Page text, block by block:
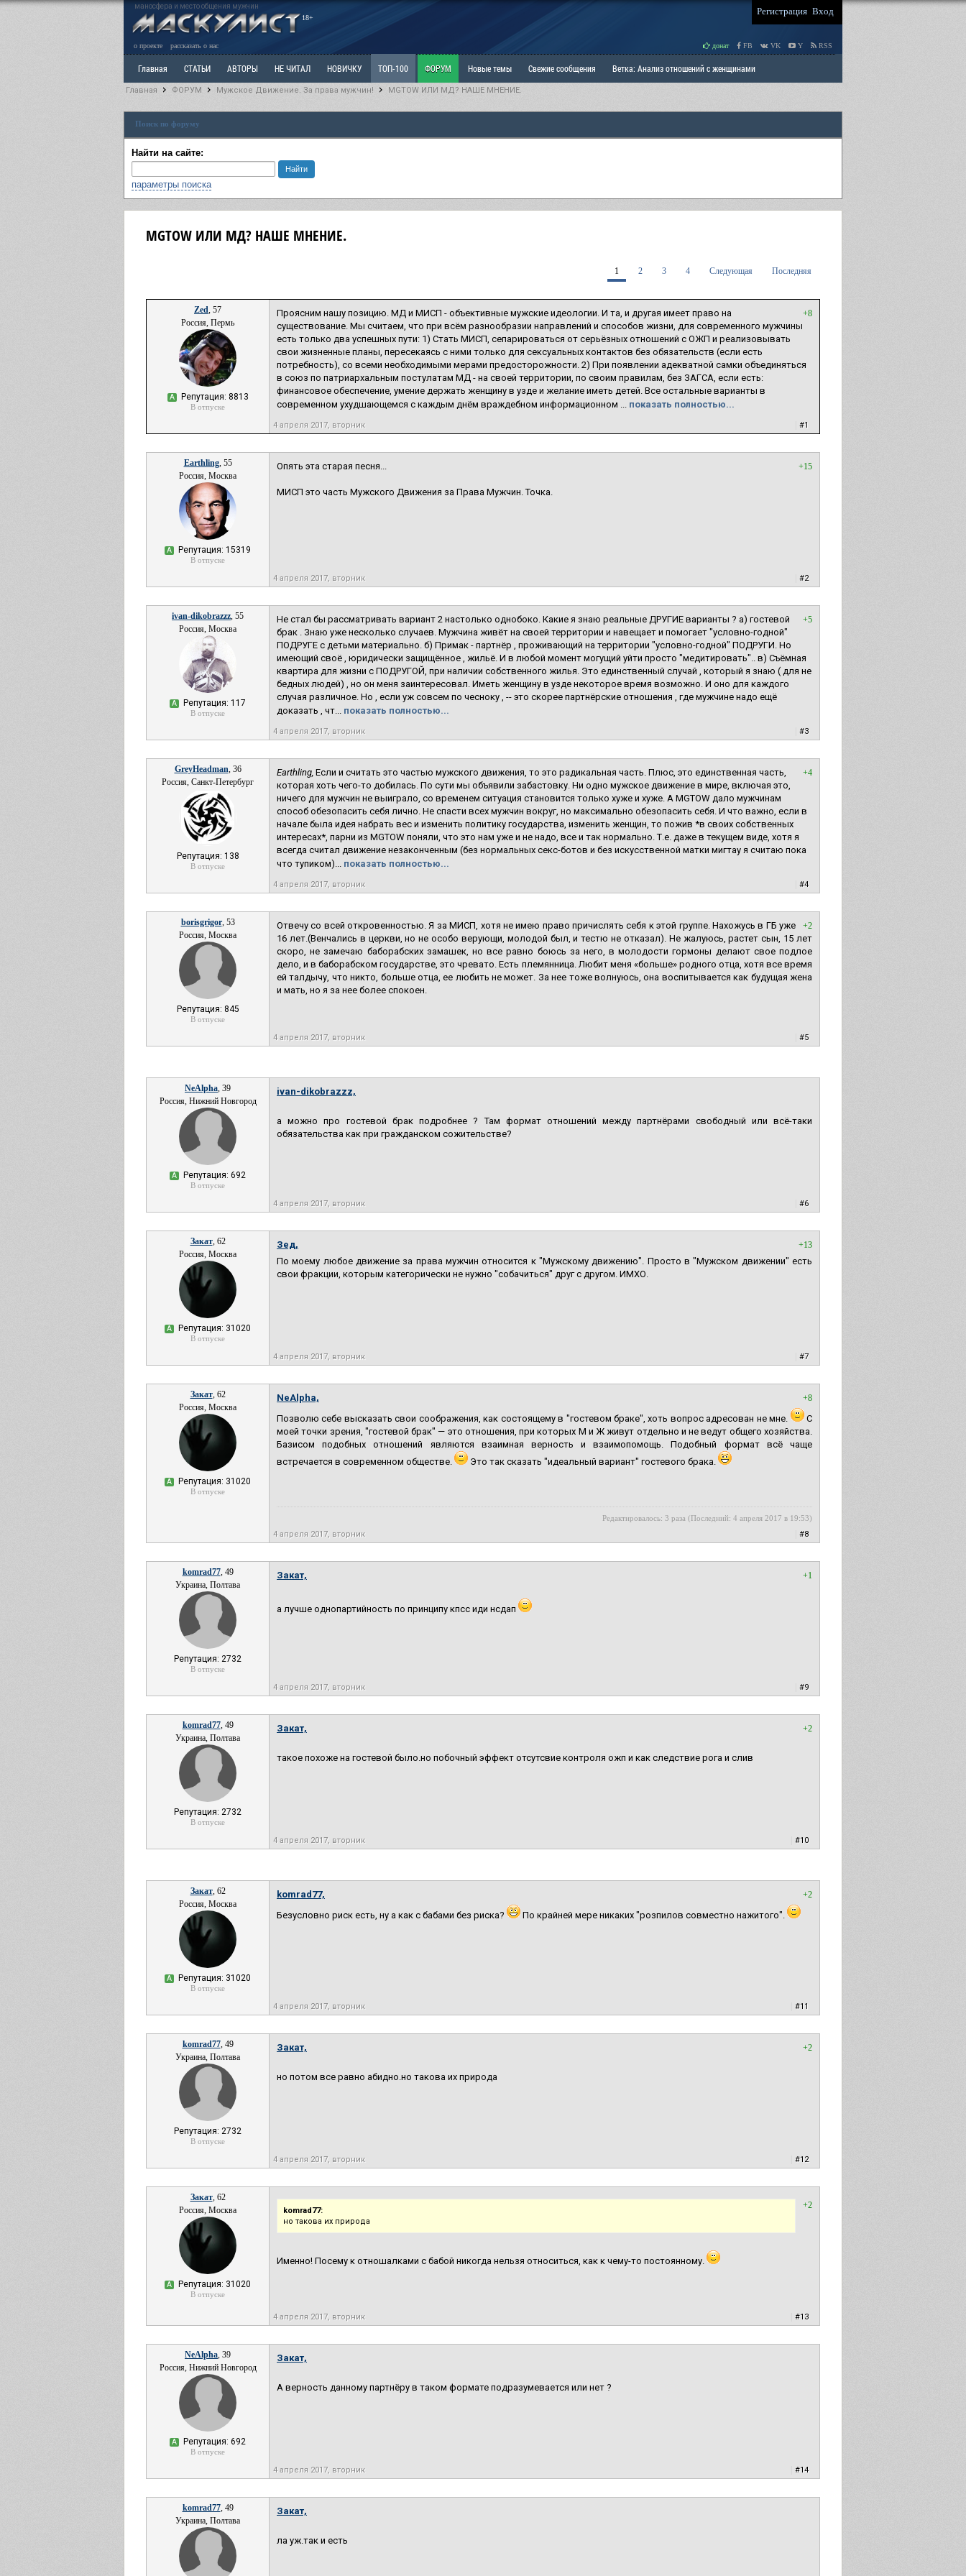
маносфера и место общения мужчин
18+
Регистрация Вход
о проекте рассказать о нас донат FB VK Y RSS
Главная СТАТЬИ АВТОРЫ НЕ ЧИТАЛ НОВИЧКУ ТОП-100 ФОРУМ Новые темы Свежие сообщения Ветка: Анализ отношений с женщинами
Ветка: Расстаюсь или Развожусь. САНЧАС Ветка: Наболевшее. Выскажись! РАЗДЕЛ: Мы и Женщины
РАЗДЕЛ: Разное
Главная ФОРУМ Мужское Движение. За права мужчин! MGTOW ИЛИ МД? НАШЕ МНЕНИЕ.
Поиск по форуму
Найти на сайте:
параметры поиска
MGTOW ИЛИ МД? НАШЕ МНЕНИЕ.
1 2 3 4 Следующая Последняя
Zed, 57
Россия, Пермь
А Репутация: 8813
В отпуске
+8
Проясним нашу позицию. МД и МИСП - объективные мужские идеологии. И та, и другая имеет право на
существование. Мы считаем, что при всём разнообразии направлений и способов жизни, для современного мужчины
есть только два успешных пути: 1) Стать МИСП, сепарироваться от серьёзных отношений с ОЖП и реализовывать
свои жизненные планы, пересекаясь с ними только для сексуальных контактов без обязательств (если есть
потребность), со всеми необходимыми мерами предосторожности. 2) При появлении адекватной самки объединяться
в союз по патриархальным постулатам МД - на своей территории, по своим правилам, без ЗАГСА, если есть:
финансовое обеспечение, умение держать женщину в узде и желание иметь детей. Все остальные варианты в
современном ухудшающемся с каждым днём враждебном информационном ... показать полностью...
4 апреля 2017, вторник #1
Earthling, 55
Россия, Москва
А Репутация: 15319
В отпуске
+15
Опять эта старая песня...
МИСП это часть Мужского Движения за Права Мужчин. Точка.
4 апреля 2017, вторник #2
ivan-dikobrazzz, 55
Россия, Москва
А Репутация: 117
В отпуске
+5
Не стал бы рассматривать вариант 2 настолько однобоко. Какие я знаю реальные ДРУГИЕ варианты ? а) гостевой
брак . Знаю уже несколько случаев. Мужчина живёт на своей территории и навещает и помогает "условно-годной"
ПОДРУГЕ с детьми материально. б) Примак - партнёр , проживающий на территории "условно-годной" ПОДРУГИ. Но
имеющий своё , юридически защищённое , жильё. И в любой момент могущий уйти просто "медитировать".. в) Съёмная
квартира для жизни с ПОДРУГОЙ, при наличии собственного жилья. Это единственный случай , который я знаю ( для не
бедных людей) , но он меня заинтересовал. Иметь женщину в узде некоторое время возможно. И оно для каждого
случая различное. Но , если уж совсем по чесноку , -- это скорее партнёрские отношения , где мужчине надо ещё
доказать , чт... показать полностью...
4 апреля 2017, вторник #3
GreyHeadman, 36
Россия, Санкт-Петербург
Репутация: 138
В отпуске
+4
Earthling, Если и считать это частью мужского движения, то это радикальная часть. Плюс, это единственная часть,
которая хоть чего-то добилась. По сути мы объявили забастовку. Ни одно мужское движение в мире, включая это,
ничего для мужчин не выиграло, со временем ситуация становится только хуже и хуже. А MGTOW дало мужчинам
способ обезопасить себя лично. Не спасти всех мужчин вокруг, но максимально обезопасить себя. И что важно, если в
начале была идея набрать вес и изменить политику государства, изменить женщин, то пожив *в своих собственных
интересах*, парни из MGTOW поняли, что это нам уже и не надо, все и так нормально. Т.е. даже в текущем виде, хотя я
всегда считал движение незаконченным (без нормальных секс-ботов и без искусственной матки мигтау я считаю пока
что тупиком)... показать полностью...
4 апреля 2017, вторник #4
borisgrigor, 53
Россия, Москва
Репутация: 845
В отпуске
+2
Отвечу со всей откровенностью. Я за МИСП, хотя не имею право причислять себя к этой группе. Нахожусь в ГБ уже
16 лет.(Венчались в церкви, но не особо верующи, молодой был, и тестю не отказал). Не жалуюсь, растет сын, 15 лет
скоро, не замечаю баборабских замашек, но все равно боюсь за него, в молодости гормоны делают свое подлое
дело, и в баборабском государстве, это чревато. Есть племянница. Любит меня «больше» родного отца, хотя все время
ей талдычу, что никто, больше отца, ее любить не может. За нее тоже волнуюсь, она воспитывается как будущая жена
и мать, но я за нее более спокоен.
4 апреля 2017, вторник #5
NeAlpha, 39
Россия, Нижний Новгород
А Репутация: 692
В отпуске
ivan-dikobrazzz,
а можно про гостевой брак подробнее ? Там формат отношений между партнёрами свободный или всё-таки
обязательства как при гражданском сожительстве?
4 апреля 2017, вторник #6
Закат, 62
Россия, Москва
А Репутация: 31020
В отпуске
+13
Зед,
По моему любое движение за права мужчин относится к "Мужскому движению". Просто в "Мужском движении" есть
свои фракции, которым категорически не нужно "собачиться" друг с другом. ИМХО.
4 апреля 2017, вторник #7
Закат, 62
Россия, Москва
А Репутация: 31020
В отпуске
+8
NeAlpha,
Позволю себе высказать свои соображения, как состоящему в "гостевом браке", хоть вопрос адресован не мне.
С
моей точки зрения, "гостевой брак" — это отношения, при которых М и Ж живут отдельно и не ведут общего хозяйства.
Базисом подобных отношений являются взаимная верность и взаимопомощь. Подобный формат всё чаще
встречается в современном обществе.
Это так сказать "идеальный вариант" гостевого брака.
Редактировалось: 3 раза (Последний: 4 апреля 2017 в 19:53)
4 апреля 2017, вторник #8
komrad77, 49
Украина, Полтава
Репутация: 2732
В отпуске
+1
Закат,
а лучше однопартийность по принципу кпсс иди нсдап
4 апреля 2017, вторник #9
komrad77, 49
Украина, Полтава
Репутация: 2732
В отпуске
+2
Закат,
такое похоже на гостевой было.но побочный эффект отсутсвие контроля ожп и как следствие рога и слив
4 апреля 2017, вторник #10
Закат, 62
Россия, Москва
А Репутация: 31020
В отпуске
+2
komrad77,
Безусловно риск есть, ну а как с бабами без риска?
По крайней мере никаких "розпилов совместно нажитого".
4 апреля 2017, вторник #11
komrad77, 49
Украина, Полтава
Репутация: 2732
В отпуске
+2
Закат,
но потом все равно абидно.но такова их природа
4 апреля 2017, вторник #12
Закат, 62
Россия, Москва
А Репутация: 31020
В отпуске
+2
komrad77:
но такова их природа
Именно! Посему к отношалками с бабой никогда нельзя относиться, как к чему-то постоянному.
4 апреля 2017, вторник #13
NeAlpha, 39
Россия, Нижний Новгород
А Репутация: 692
В отпуске
Закат,
А верность данному партнёру в таком формате подразумевается или нет ?
4 апреля 2017, вторник #14
komrad77, 49
Украина, Полтава
Закат,
ла уж.так и есть